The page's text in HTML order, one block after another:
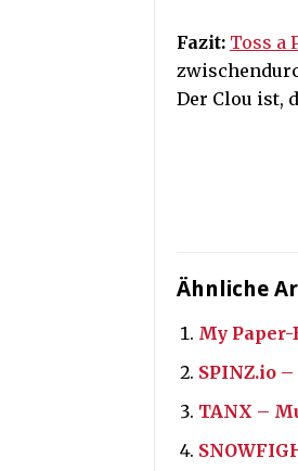
Fazit: Toss a
Der Clou ist,
Ähnliche
My
SPINZ.io
TANX –